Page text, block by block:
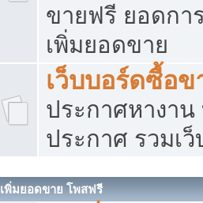
ขายฟรี ยอดกา
เพิ่มยอดขาย
เว็บบอร์ดซื้อข
ประกาศหางาน
ประกาศ รวมเ
เพิ่มยอดขาย โพสฟรี